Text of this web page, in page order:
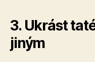
3. Ukrást
jiným